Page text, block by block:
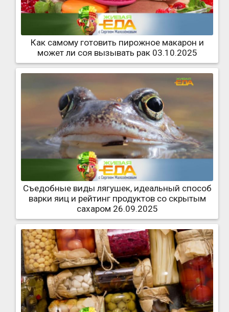
Как самому готовить пирожное макарон и
может ли соя вызывать рак 03.10.2025
Съедобные виды лягушек, идеальный способ
варки яиц и рейтинг продуктов со скрытым
сахаром 26.09.2025